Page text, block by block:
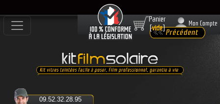
09.52.32.28.95
Panier
[vide]
Mon Compte